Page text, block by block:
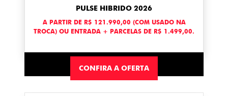
PULSE HIBRIDO 2026
A PARTIR DE R$ 121.990,00 (COM USADO NA
TROCA) OU ENTRADA + PARCELAS DE R$ 1.499,00.
CONFIRA A OFERTA